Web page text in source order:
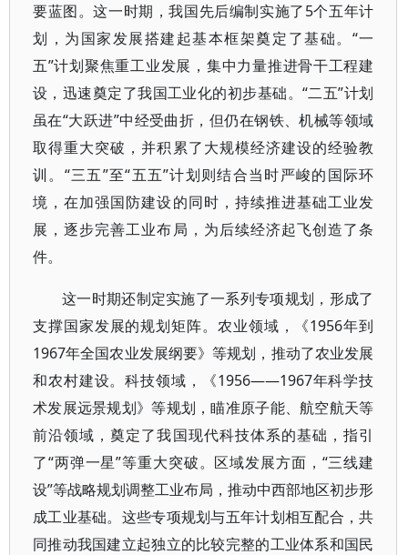
要蓝图。这一时期，我国先后编制实施了5个五年计
划，为国家发展搭建起基本框架奠定了基础。“一
五”计划聚焦重工业发展，集中力量推进骨干工程建
设，迅速奠定了我国工业化的初步基础。“二五”计划
虽在“大跃进”中经受曲折，但仍在钢铁、机械等领域
取得重大突破，并积累了大规模经济建设的经验教
训。“三五”至“五五”计划则结合当时严峻的国际环
境，在加强国防建设的同时，持续推进基础工业发
展，逐步完善工业布局，为后续经济起飞创造了条
件。
这一时期还制定实施了一系列专项规划，形成了
支撑国家发展的规划矩阵。农业领域，《1956年到
1967年全国农业发展纲要》等规划，推动了农业发展
和农村建设。科技领域，《1956——1967年科学技
术发展远景规划》等规划，瞄准原子能、航空航天等
前沿领域，奠定了我国现代科技体系的基础，指引
了“两弹一星”等重大突破。区域发展方面，“三线建
设”等战略规划调整工业布局，推动中西部地区初步形
成工业基础。这些专项规划与五年计划相互配合，共
同推动我国建立起独立的比较完整的工业体系和国民